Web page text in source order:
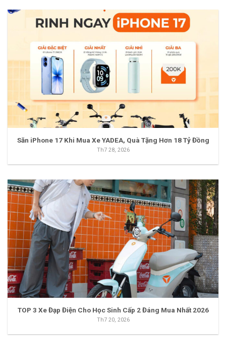
Săn iPhone 17 Khi Mua Xe YADEA, Quà Tặng Hơn 18 Tỷ Đồng
Th7 28, 2026
TOP 3 Xe Đạp Điện Cho Học Sinh Cấp 2 Đáng Mua Nhất 2026
Th7 20, 2026